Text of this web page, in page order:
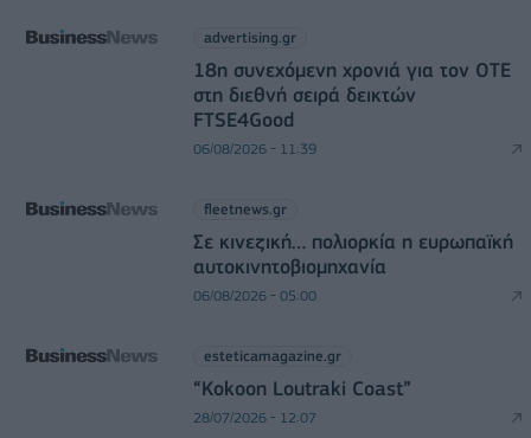
advertising.gr
18η συνεχόμενη χρονιά για τον ΟΤΕ
στη διεθνή σειρά δεικτών
FTSE4Good
06/08/2026 - 11:39
fleetnews.gr
Σε κινεζική… πολιορκία η ευρωπαϊκή
αυτοκινητοβιομηχανία
06/08/2026 - 05:00
esteticamagazine.gr
“Kokoon Loutraki Coast”
28/07/2026 - 12:07